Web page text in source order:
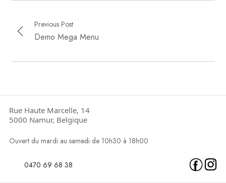
Previous Post
Demo Mega Menu
Rue Haute Marcelle, 14
5000 Namur, Belgique
Ouvert du mardi au samedi de 10h30 à 18h00
0470 69 68 38